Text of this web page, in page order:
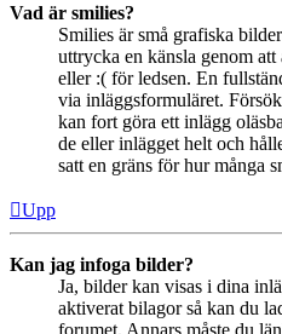
Vad är smilies?
Smilies är små grafiska
uttrycka en känsla genom
eller :( för ledsen. En
via inläggsformuläret.
kan fort göra ett inlägg
de eller inlägget helt och
satt en gräns för hur många
Upp
Kan jag infoga bilder?
Ja, bilder kan visas i dina
aktiverat bilagor så kan du
forumet. Annars måste du